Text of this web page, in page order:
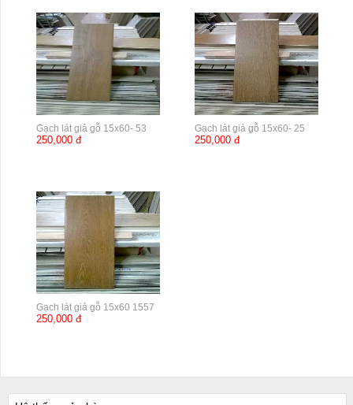
Gạch lát giả gỗ 15x60- 53
250,000 đ
Gạch lát giả gỗ 15x60- 25
250,000 đ
Gạch lát giả gỗ 15x60 1557
250,000 đ